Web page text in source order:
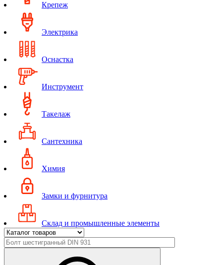
Крепеж
Электрика
Оснастка
Инструмент
Такелаж
Сантехника
Химия
Замки и фурнитура
Склад и промышленные элементы